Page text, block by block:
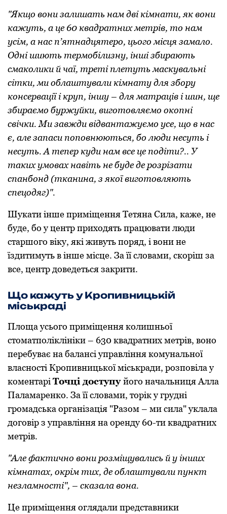
"Якщо вони залишать нам дві кімнати, як вони
кажуть, а це 60 квадратних метрів, то нам
усім, а нас п’ятнадцятеро, цього місця замало.
Одні шиють термобілизну, інші збирають
смаколики й чаї, треті плетуть маскувальні
сітки, ми облаштували кімнату для збору
консервації і круп, іншу – для матраців і шин, ще
збираємо буржуйки, виготовляємо окопні
свічки. Ми завжди відвантажуємо усе, що в нас
є, але запаси поповнюються, бо люди несуть і
несуть. А тепер куди нам все це подіти?.. У
таких умовах навіть не буде де розрізати
спанбонд (тканина, з якої виготовляють
спецодяг)".
Шукати інше приміщення Тетяна Сила, каже, не
буде, бо у центр приходять працювати люди
старшого віку, які живуть поряд, і вони не
їздитимуть в інше місце. За її словами, скоріш за
все, центр доведеться закрити.
Що кажуть у Кропивницькій
міськраді
Площа усього приміщення колишньої
стоматполіклініки – 630 квадратних метрів, воно
перебуває на балансі управління комунальної
власності Кропивницької міськради, розповіла у
коментарі Точці доступуйого начальниця Алла
Паламаренко. За її словами, торік у грудні
громадська організація "Разом – ми сила" уклала
договір з управління на оренду 60-ти квадратних
метрів.
"Але фактично вони розміщувались й у інших
кімнатах, окрім тих, де облаштували пункт
незламності", – сказала вона.
Це приміщення оглядали представники